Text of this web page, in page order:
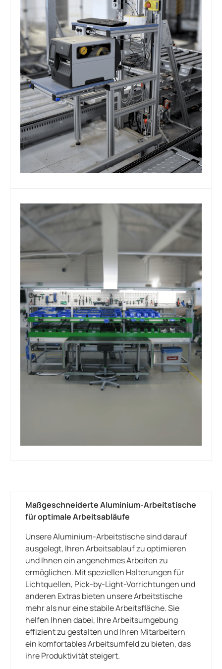
Maßgeschneiderte Aluminium-Arbeitstische
für optimale Arbeitsabläufe
Unsere Aluminium-Arbeitstische sind darauf
ausgelegt, Ihren Arbeitsablauf zu optimieren
und Ihnen ein angenehmes Arbeiten zu
ermöglichen. Mit speziellen Halterungen für
Lichtquellen, Pick-by-Light-Vorrichtungen und
anderen Extras bieten unsere Arbeitstische
mehr als nur eine stabile Arbeitsfläche. Sie
helfen Ihnen dabei, Ihre Arbeitsumgebung
effizient zu gestalten und Ihren Mitarbeitern
ein komfortables Arbeitsumfeld zu bieten, das
ihre Produktivität steigert.